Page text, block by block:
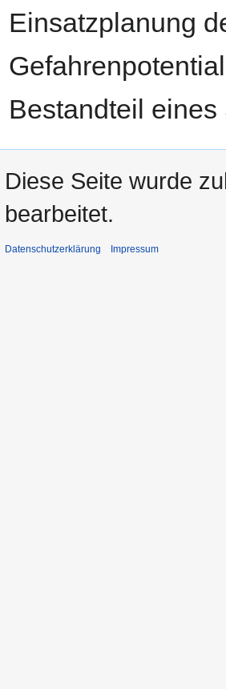
Einsatzplanung
Bestandteil
Diese Seite wurde
bearbeitet.
Datenschutzerklärung Impressum